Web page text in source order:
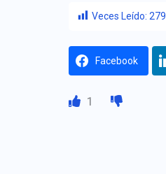
Veces Leído: 279
Facebook
1